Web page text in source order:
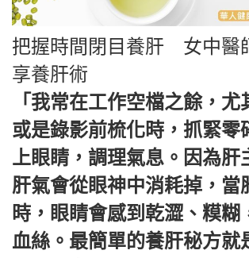
把握時間閉目養肝 女中醫
享養肝術
「我常在工作空檔之餘，尤
或是錄影前梳化時，抓緊零
上眼睛，調理氣息。因為肝
肝氣會從眼神中消耗掉，當
時，眼睛會感到乾澀、糢糊
血絲。最簡單的養肝秘方就